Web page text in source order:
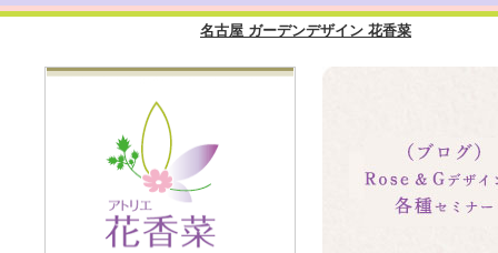
名古屋 ガーデンデザイン 花香菜